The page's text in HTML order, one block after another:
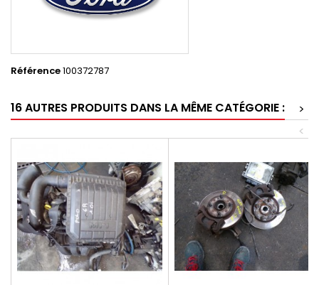
Référence100372787
16 AUTRES PRODUITS DANS LA MÊME CATÉGORIE :
>
<